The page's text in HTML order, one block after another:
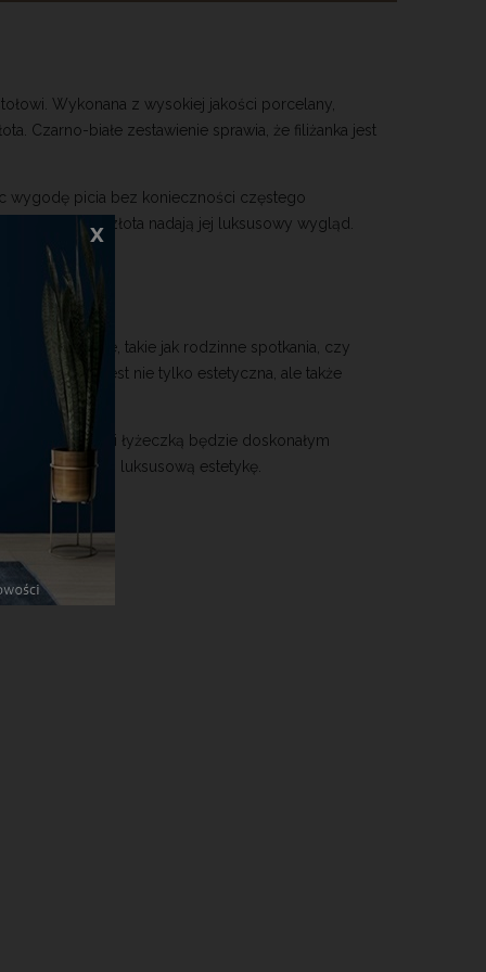
Wykonana z wysokiej jakości porcelany,
Czarno-białe zestawienie sprawia, że filiżanka jest
wygodę picia bez konieczności częstego
w kolorze złota nadają jej luksusowy wygląd.
okazje, takie jak rodzinne spotkania, czy
łyżeczka jest nie tylko estetyczna, ale także
ze spodkiem i łyżeczką będzie doskonałym
i subtelną luksusową estetykę.
x